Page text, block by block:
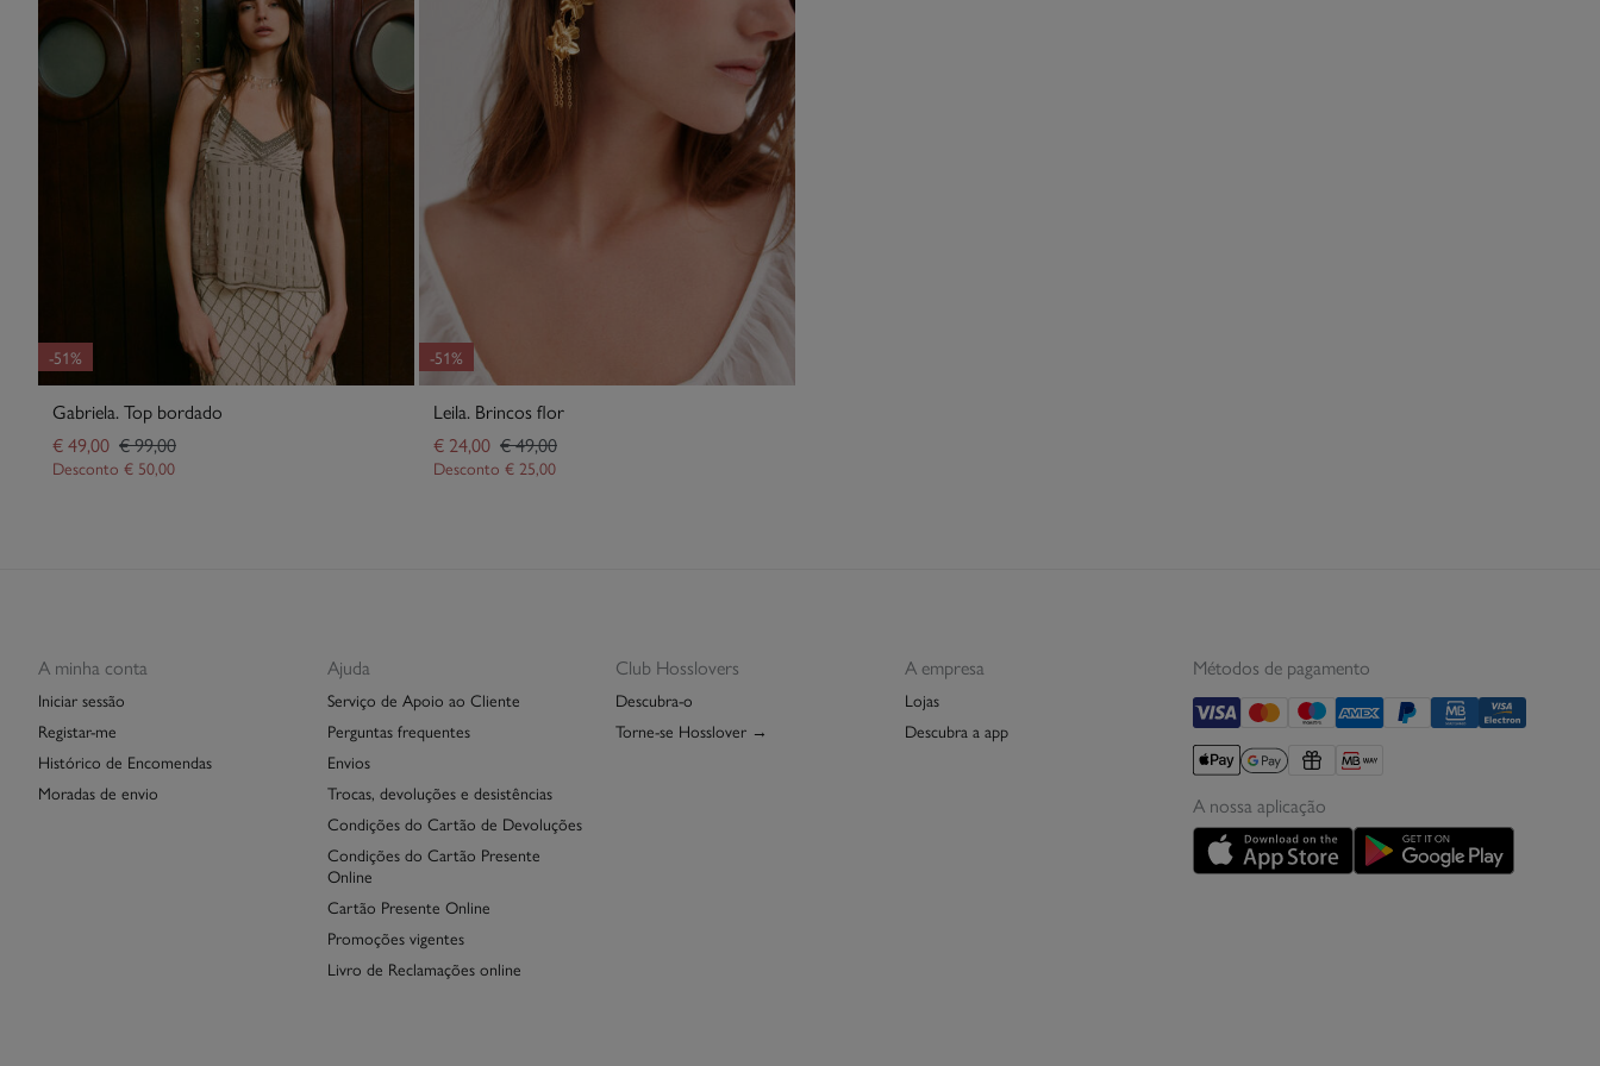
-51%
Gabriela. Top bordado
€ 49,00 € 99,00
Desconto € 50,00
-51%
Leila. Brincos flor
€ 24,00 € 49,00
Desconto € 25,00
A minha conta
Iniciar sessão
Registar-me
Histórico de Encomendas
Moradas de envio
Ajuda
Serviço de Apoio ao Cliente
Perguntas frequentes
Envios
Trocas, devoluções e desistências
Condições do Cartão de Devoluções
Condições do Cartão Presente
Online
Cartão Presente Online
Promoções vigentes
Livro de Reclamações online
Club Hosslovers
Descubra-o
Torne-se Hosslover →
A empresa
Lojas
Descubra a app
Métodos de pagamento
A nossa aplicação